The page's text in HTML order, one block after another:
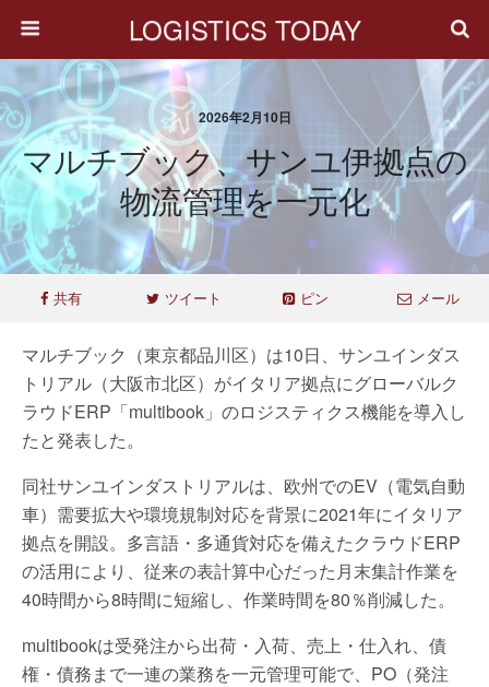
LOGISTICS TODAY
2026年2月10日
マルチブック、サンユ伊拠点の
物流管理を一元化
共有 ツイート ピン メール
マルチブック（東京都品川区）は10日、サンユインダス
トリアル（大阪市北区）がイタリア拠点にグローバルク
ラウドERP「multibook」のロジスティクス機能を導入し
たと発表した。
同社サンユインダストリアルは、欧州でのEV（電気自動
車）需要拡大や環境規制対応を背景に2021年にイタリア
拠点を開設。多言語・多通貨対応を備えたクラウドERP
の活用により、従来の表計算中心だった月末集計作業を
40時間から8時間に短縮し、作業時間を80％削減した。
multibookは受発注から出荷・入荷、売上・仕入れ、債
権・債務まで一連の業務を一元管理可能で、PO（発注